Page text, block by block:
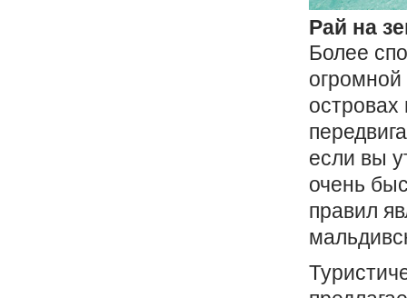
Рай на
Более
огромной
островах
если вы
очень
правил